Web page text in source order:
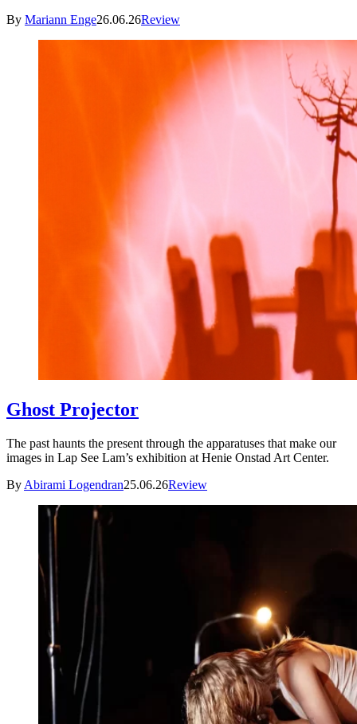
By Mariann Enge26.06.26Review
Ghost Projector
The past haunts the present through the apparatuses that make our
images in Lap See Lam’s exhibition at Henie Onstad Art Center.
By Abirami Logendran25.06.26Review